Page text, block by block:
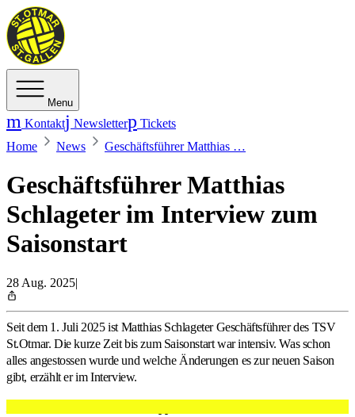
Menu
Kontakt Newsletter
Tickets
Home
News Geschäftsführer Matthias …
Geschäftsführer Matthias
Schlageter im Interview zum
Saisonstart
28 Aug. 2025|
Seit dem 1. Juli 2025 ist Matthias Schlageter Geschäftsführer des TSV
St.Otmar. Die kurze Zeit bis zum Saisonstart war intensiv. Was schon
alles angestossen wurde und welche Änderungen es zur neuen Saison
gibt, erzählt er im Interview.